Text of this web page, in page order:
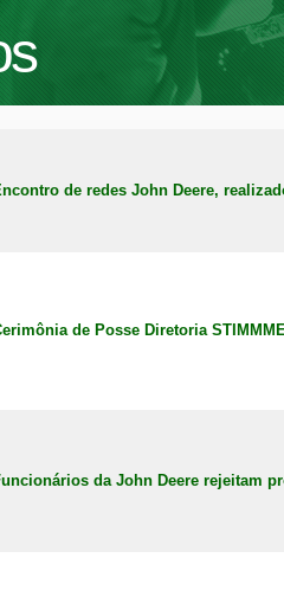
de redes John Deere,
de Posse Diretoria
da John Deere rejeitam